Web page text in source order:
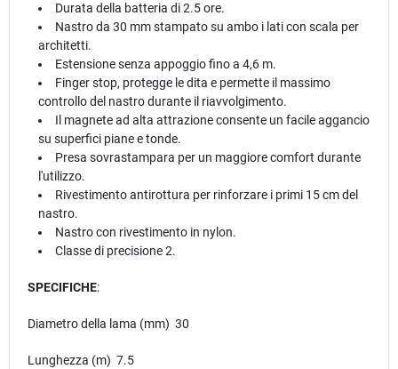
Durata della batteria di 2.5 ore.
Nastro da 30 mm stampato su ambo i lati con scala per
architetti.
Estensione senza appoggio fino a 4,6 m.
Finger stop, protegge le dita e permette il massimo
controllo del nastro durante il riavvolgimento.
Il magnete ad alta attrazione consente un facile aggancio
su superfici piane e tonde.
Presa sovrastampara per un maggiore comfort durante
l'utilizzo.
Rivestimento antirottura per rinforzare i primi 15 cm del
nastro.
Nastro con rivestimento in nylon.
Classe di precisione 2.
SPECIFICHE:
Diametro della lama (mm) 30
Lunghezza (m) 7.5